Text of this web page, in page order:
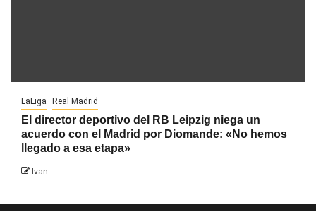
LaLiga Real Madrid
El director deportivo del RB Leipzig niega un
acuerdo con el Madrid por Diomande: «No hemos
llegado a esa etapa»
Ivan